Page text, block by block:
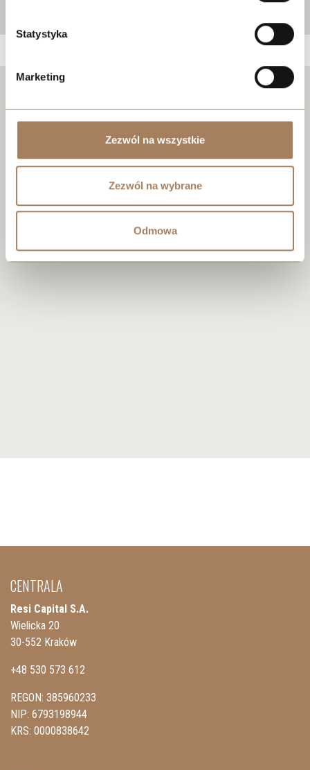
Statystyka
Marketing
Zezwól na wszystkie
Zezwól na wybrane
Odmowa
Negocjuj cenę
CENTRALA
Resi Capital S.A.
Wielicka 20
30-552 Kraków
+48 530 573 612
REGON: 385960233
NIP: 6793198944
KRS: 0000838642